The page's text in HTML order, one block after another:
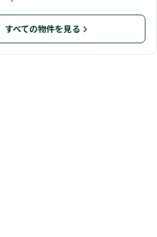
すべての物件を見る